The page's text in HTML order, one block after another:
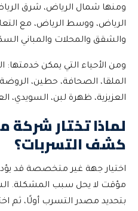
ومنها شمال الرياض، شرق
الرياض، ووسط الرياض، مع
والشقق والمحلات والمباني
ومن الأحياء التي يمكن خدمتها:
الملقا، الصحافة، حطين،
العزيزية، ظهرة لبن، السويدي،
لماذا تختار
كشف التسربات؟
اختيار جهة غير متخصصة قد
مؤقت لا يحل سبب المشكلة.
بتحديد مصدر التسرب أولًا، ثم